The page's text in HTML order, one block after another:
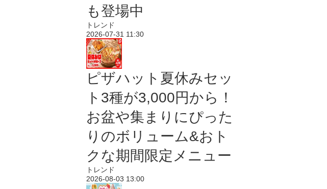
も登場中
トレンド
2026-07-31 11:30
ピザハット夏休みセッ
ト3種が3,000円から！
お盆や集まりにぴった
りのボリューム&おト
クな期間限定メニュー
トレンド
2026-08-03 13:00